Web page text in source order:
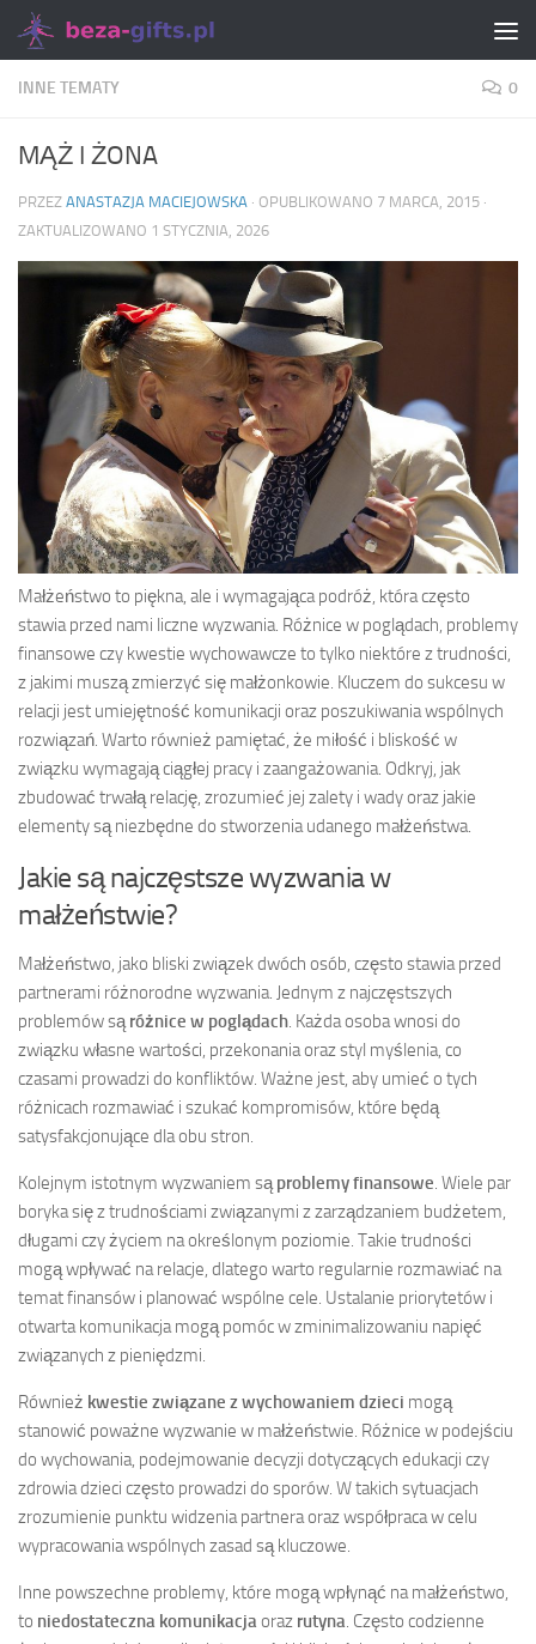
Skip to content
INNE TEMATY 0
MĄŻ I ŻONA
PRZEZ ANASTAZJA MACIEJOWSKA · OPUBLIKOWANO 7 MARCA, 2015 ·
ZAKTUALIZOWANO 1 STYCZNIA, 2026
Małżeństwo to piękna, ale i wymagająca podróż, która często
stawia przed nami liczne wyzwania. Różnice w poglądach, problemy
finansowe czy kwestie wychowawcze to tylko niektóre z trudności,
z jakimi muszą zmierzyć się małżonkowie. Kluczem do sukcesu w
relacji jest umiejętność komunikacji oraz poszukiwania wspólnych
rozwiązań. Warto również pamiętać, że miłość i bliskość w
związku wymagają ciągłej pracy i zaangażowania. Odkryj, jak
zbudować trwałą relację, zrozumieć jej zalety i wady oraz jakie
elementy są niezbędne do stworzenia udanego małżeństwa.
Jakie są najczęstsze wyzwania w
małżeństwie?
Małżeństwo, jako bliski związek dwóch osób, często stawia przed
partnerami różnorodne wyzwania. Jednym z najczęstszych
problemów sąróżnice w poglądach. Każda osoba wnosi do
związku własne wartości, przekonania oraz styl myślenia, co
czasami prowadzi do konfliktów. Ważne jest, aby umieć o tych
różnicach rozmawiać i szukać kompromisów, które będą
satysfakcjonujące dla obu stron.
Kolejnym istotnym wyzwaniem sąproblemy finansowe. Wiele par
boryka się z trudnościami związanymi z zarządzaniem budżetem,
długami czy życiem na określonym poziomie. Takie trudności
mogą wpływać na relacje, dlatego warto regularnie rozmawiać na
temat finansów i planować wspólne cele. Ustalanie priorytetów i
otwarta komunikacja mogą pomóc w zminimalizowaniu napięć
związanych z pieniędzmi.
Również kwestie związane z wychowaniem dzieci mogą
stanowić poważne wyzwanie w małżeństwie. Różnice w podejściu
do wychowania, podejmowanie decyzji dotyczących edukacji czy
zdrowia dzieci często prowadzi do sporów. W takich sytuacjach
zrozumienie punktu widzenia partnera oraz współpraca w celu
wypracowania wspólnych zasad są kluczowe.
Inne powszechne problemy, które mogą wpłynąć na małżeństwo,
to niedostateczna komunikacjaoraz rutyna. Często codzienne